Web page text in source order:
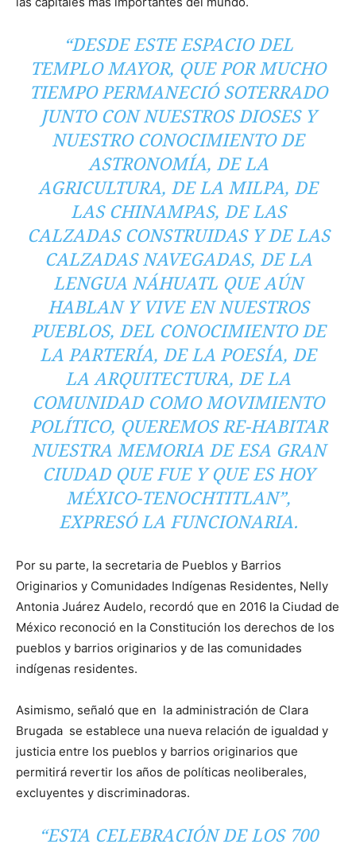
“DESDE ESTE ESPACIO DEL
TEMPLO MAYOR, QUE POR MUCHO
TIEMPO PERMANECIÓ SOTERRADO
JUNTO CON NUESTROS DIOSES Y
NUESTRO CONOCIMIENTO DE
ASTRONOMÍA, DE LA
AGRICULTURA, DE LA MILPA, DE
LAS CHINAMPAS, DE LAS
CALZADAS CONSTRUIDAS Y DE LAS
CALZADAS NAVEGADAS, DE LA
LENGUA NÁHUATL QUE AÚN
HABLAN Y VIVE EN NUESTROS
PUEBLOS, DEL CONOCIMIENTO DE
LA PARTERÍA, DE LA POESÍA, DE
LA ARQUITECTURA, DE LA
COMUNIDAD COMO MOVIMIENTO
POLÍTICO, QUEREMOS RE-HABITAR
NUESTRA MEMORIA DE ESA GRAN
CIUDAD QUE FUE Y QUE ES HOY
MÉXICO-TENOCHTITLAN”,
EXPRESÓ LA FUNCIONARIA.
Por su parte, la secretaria de Pueblos y Barrios
Originarios y Comunidades Indígenas Residentes, Nelly
Antonia Juárez Audelo, recordó que en 2016 la Ciudad de
México reconoció en la Constitución los derechos de los
pueblos y barrios originarios y de las comunidades
indígenas residentes.
Asimismo, señaló que en la administración de Clara
Brugada se establece una nueva relación de igualdad y
justicia entre los pueblos y barrios originarios que
permitirá revertir los años de políticas neoliberales,
excluyentes y discriminadoras.
“ESTA CELEBRACIÓN DE LOS 700